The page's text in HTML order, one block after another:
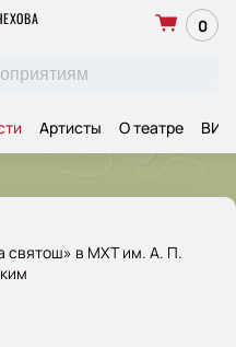
0
Артисты О театре ВИП
святош» в МХТ им. А. П.